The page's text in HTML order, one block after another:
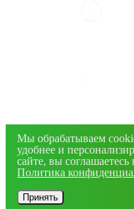
защищена законом
Мы обрабатываем
удобнее и
сайте, вы
Политика
Принять